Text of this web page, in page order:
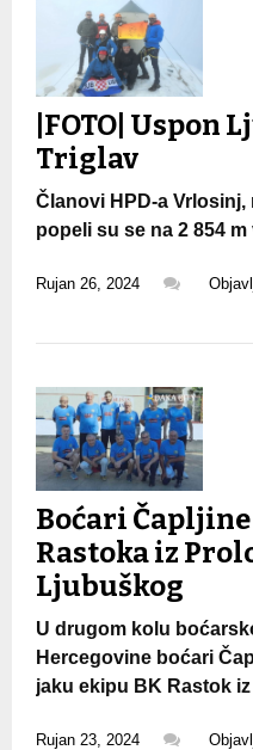
|FOTO| Uspon
Triglav
Članovi HPD-a
popeli su se na 2 854
Rujan 26, 2024
Boćari
Rastoka iz
Ljubuškog
U drugom kolu
Hercegovine boćari
jaku ekipu BK Rastok
Rujan 23, 2024